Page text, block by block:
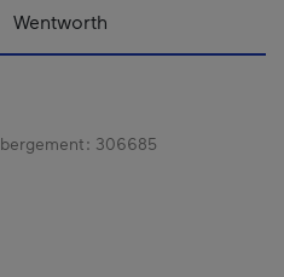
Wentworth
: 306685